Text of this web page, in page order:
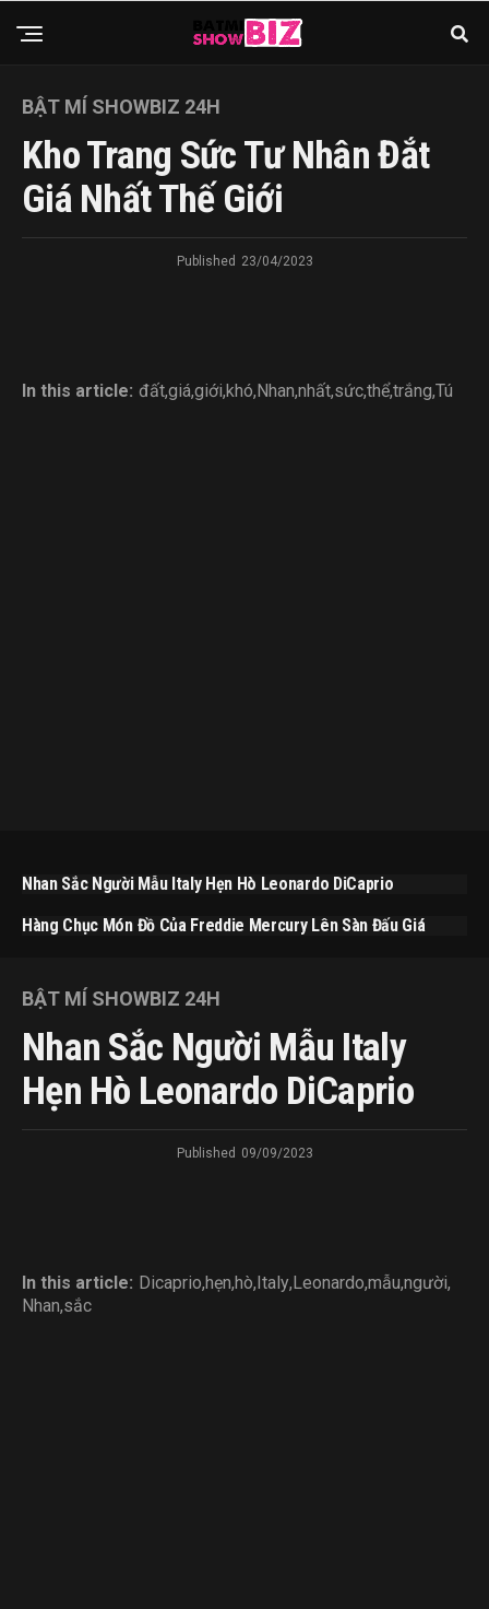
BẬT MÍ SHOWBIZ 24H
Kho Trang Sức Tư Nhân Đắt
Giá Nhất Thế Giới
Published 23/04/2023
In this article: đất,giá,giới,khó,Nhan,nhất,sức,thể,trắng,Tú
Nhan Sắc Người Mẫu Italy Hẹn Hò Leonardo DiCaprio
Hàng Chục Món Đồ Của Freddie Mercury Lên Sàn Đấu Giá
BẬT MÍ SHOWBIZ 24H
Nhan Sắc Người Mẫu Italy
Hẹn Hò Leonardo DiCaprio
Published 09/09/2023
In this article: Dicaprio,hẹn,hò,Italy,Leonardo,mẫu,người,
Nhan,sắc